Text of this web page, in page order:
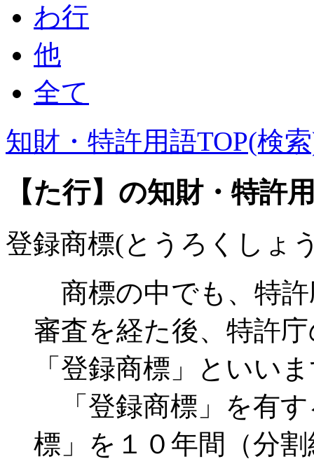
わ行
他
全て
知財・特許用語TOP(検
【た行】の知財・特許
登録商標(とうろくしょ
商標の中でも、特
審査を経た後、特許
「登録商標」といい
「登録商標」を有す
標」を１０年間（分